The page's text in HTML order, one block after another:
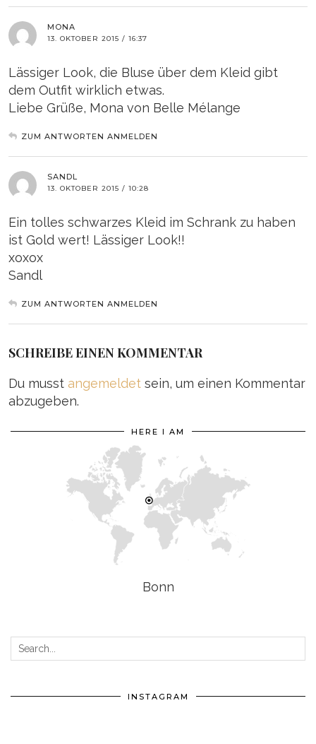
MONA
13. OKTOBER 2015 / 16:37
Lässiger Look, die Bluse über dem Kleid gibt
dem Outfit wirklich etwas.
Liebe Grüße, Mona von Belle Mélange
ZUM ANTWORTEN ANMELDEN
SANDL
13. OKTOBER 2015 / 10:28
Ein tolles schwarzes Kleid im Schrank zu haben
ist Gold wert! Lässiger Look!!
xoxox
Sandl
ZUM ANTWORTEN ANMELDEN
SCHREIBE EINEN KOMMENTAR
Du musst angemeldet sein, um einen Kommentar
abzugeben.
HERE I AM
Bonn
INSTAGRAM